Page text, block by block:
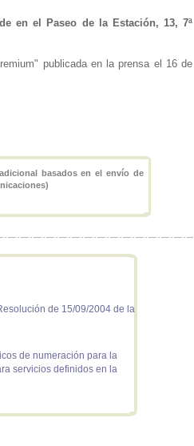
en el Paseo de la Estación, 13, 7ª
publicada en la prensa el 16 de
basados en el envío de
de 15/09/2004 de la
de numeración para la
servicios definidos en la